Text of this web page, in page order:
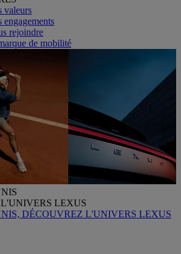
valeurs
engagements
rejoindre
de mobilité
LEXUS
DÉCOUVREZ L'UNIVERS LEXUS